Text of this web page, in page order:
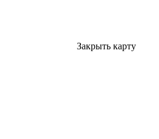
Закрыть карту